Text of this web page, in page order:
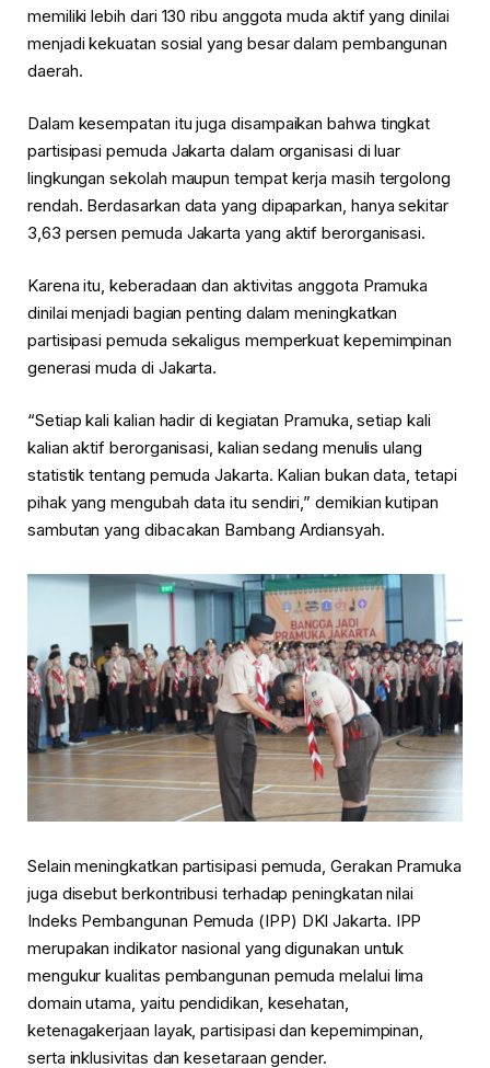
memiliki lebih dari 130 ribu anggota muda aktif yang dinilai
menjadi kekuatan sosial yang besar dalam pembangunan
daerah.
Dalam kesempatan itu juga disampaikan bahwa tingkat
partisipasi pemuda Jakarta dalam organisasi di luar
lingkungan sekolah maupun tempat kerja masih tergolong
rendah. Berdasarkan data yang dipaparkan, hanya sekitar
3,63 persen pemuda Jakarta yang aktif berorganisasi.
Karena itu, keberadaan dan aktivitas anggota Pramuka
dinilai menjadi bagian penting dalam meningkatkan
partisipasi pemuda sekaligus memperkuat kepemimpinan
generasi muda di Jakarta.
“Setiap kali kalian hadir di kegiatan Pramuka, setiap kali
kalian aktif berorganisasi, kalian sedang menulis ulang
statistik tentang pemuda Jakarta. Kalian bukan data, tetapi
pihak yang mengubah data itu sendiri,” demikian kutipan
sambutan yang dibacakan Bambang Ardiansyah.
Selain meningkatkan partisipasi pemuda, Gerakan Pramuka
juga disebut berkontribusi terhadap peningkatan nilai
Indeks Pembangunan Pemuda (IPP) DKI Jakarta. IPP
merupakan indikator nasional yang digunakan untuk
mengukur kualitas pembangunan pemuda melalui lima
domain utama, yaitu pendidikan, kesehatan,
ketenagakerjaan layak, partisipasi dan kepemimpinan,
serta inklusivitas dan kesetaraan gender.